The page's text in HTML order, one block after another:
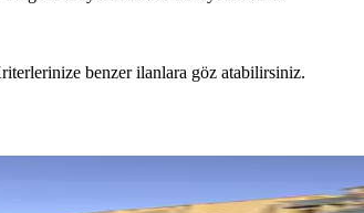
benzer ilanlara göz atabilirsiniz.